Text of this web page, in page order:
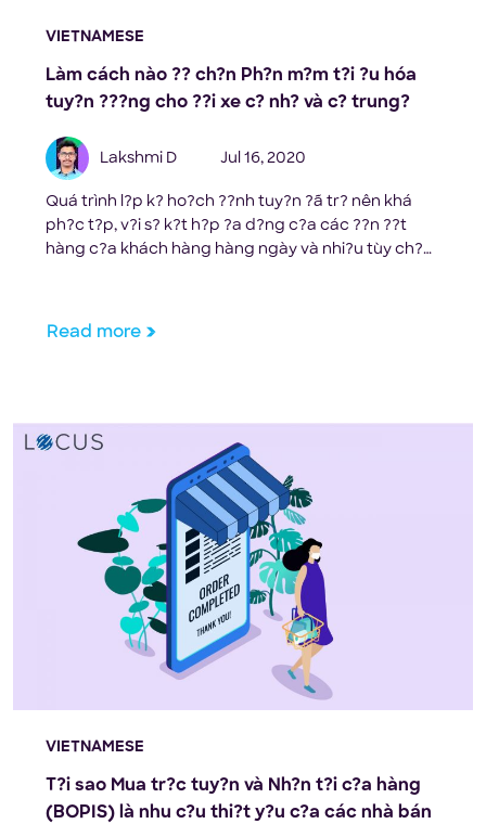
VIETNAMESE
Làm cách nào ?? ch?n Ph?n m?m t?i ?u hóa
tuy?n ???ng cho ??i xe c? nh? và c? trung?
Lakshmi D Jul 16, 2020
Quá trình l?p k? ho?ch ??nh tuy?n ?ã tr? nên khá
ph?c t?p, v?i s? k?t h?p ?a d?ng c?a các ??n ??t
hàng c?a khách hàng hàng ngày và nhi?u tùy ch?n
ph?n […]
Read more
VIETNAMESE
T?i sao Mua tr?c tuy?n và Nh?n t?i c?a hàng
(BOPIS) là nhu c?u thi?t y?u c?a các nhà bán